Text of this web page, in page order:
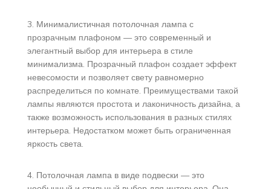
3. Минималистичная потолочная лампа с
прозрачным плафоном — это современный и
элегантный выбор для интерьера в стиле
минимализма. Прозрачный плафон создает эффект
невесомости и позволяет свету равномерно
распределиться по комнате. Преимуществами такой
лампы являются простота и лаконичность дизайна, а
также возможность использования в разных стилях
интерьера. Недостатком может быть ограниченная
яркость света.
4. Потолочная лампа в виде подвески — это